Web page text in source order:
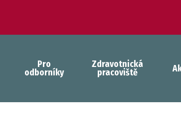
Pro
odborníky
Zdravotnická
pracoviště